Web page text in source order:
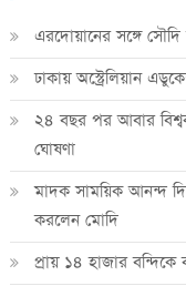
এরদোয়ানের সঙ্গে
ঢাকায় অস্ট্রেলিয়ান
২৪ বছর পর আবার
ঘোষণা
মাদক সাময়িক আনন্দ
করলেন মোদি
প্রায় ১৪ হাজার